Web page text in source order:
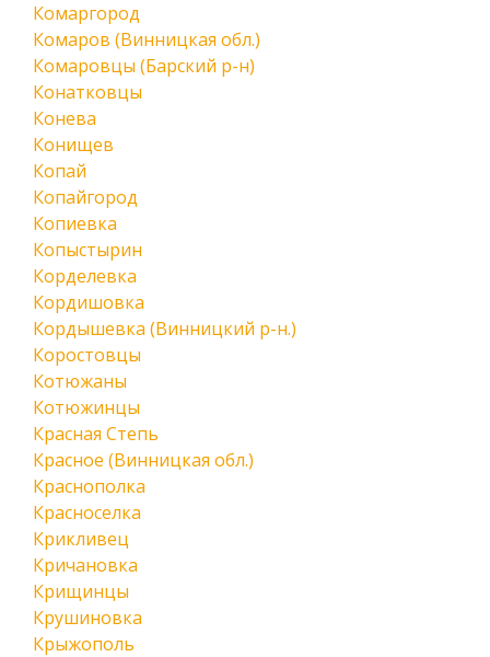
Комаргород
Комаров (Винницкая обл.)
Комаровцы (Барский р-н)
Конатковцы
Конева
Конищев
Копай
Копайгород
Копиевка
Копыстырин
Корделевка
Кордишовка
Кордышевка (Винницкий р-н.)
Коростовцы
Котюжаны
Котюжинцы
Красная Степь
Красное (Винницкая обл.)
Краснополка
Красноселка
Крикливец
Кричановка
Крищинцы
Крушиновка
Крыжополь